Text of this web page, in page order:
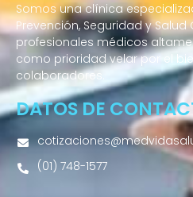
Somos una clínica
Prevención, Seguridad y Salud
profesionales médicos
como prioridad velar por el
colaboradores.
DATOS DE
(01) 748-1577